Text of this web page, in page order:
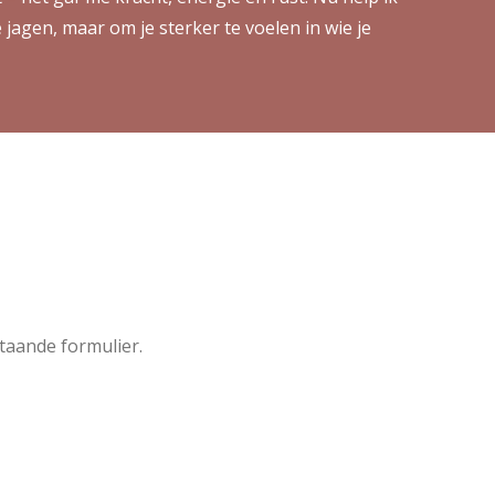
maar om je sterker te voelen in wie je
formulier.